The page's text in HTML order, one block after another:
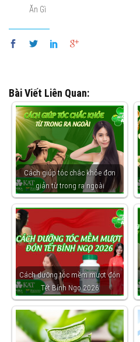
Ăn Gì
Bài Viết Liên Quan:
Cách giúp tóc chắc khỏe đơn
giản từ trong ra ngoài
Cách dưỡng tóc mềm mượt đón
Tết Bính Ngọ 2026